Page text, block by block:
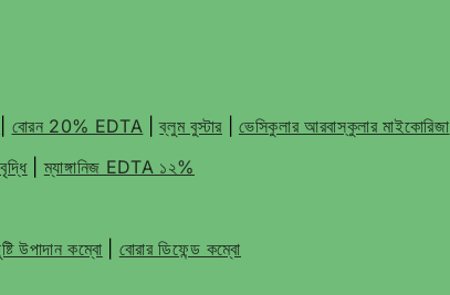
বোরন 20% EDTA |ব্লুম বুস্টার| ভেসিকুলার আরবাস্কুলার মাইকোরিজা
|ম্যাঙ্গানিজ EDTA ১২%
উপাদান কম্বো বোরার ডিফেন্ড কম্বো